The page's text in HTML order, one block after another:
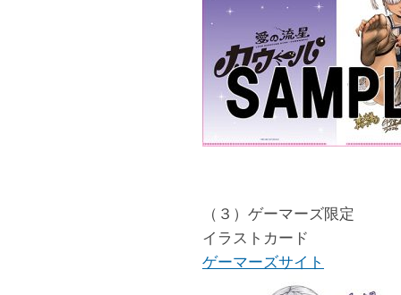
（３）ゲーマーズ限定
イラストカード
ゲーマーズサイト